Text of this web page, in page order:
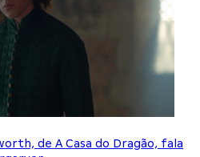
de A Casa do Dragão, fala